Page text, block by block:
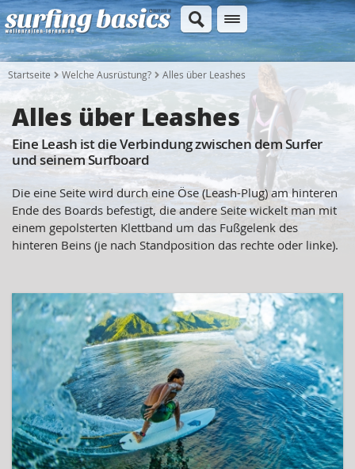
Startseite Welche Ausrüstung? Alles über Leashes
Alles über Leashes
Eine Leash ist die Verbindung zwischen dem Surfer
und seinem Surfboard
Die eine Seite wird durch eine Öse (Leash-Plug) am hinteren
Ende des Boards befestigt, die andere Seite wickelt man mit
einem gepolsterten Klettband um das Fußgelenk des
hinteren Beins (je nach Standposition das rechte oder linke).